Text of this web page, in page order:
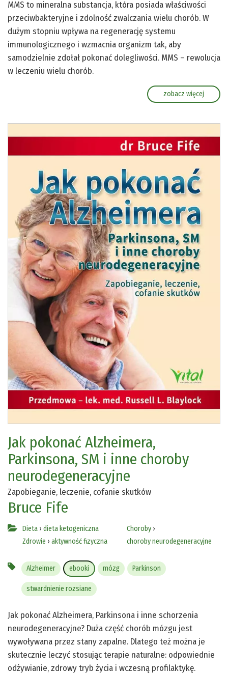
MMS to mineralna substancja, która posiada właściwości
przeciwbakteryjne i zdolność zwalczania wielu chorób. W
dużym stopniu wpływa na regenerację systemu
immunologicznego i wzmacnia organizm tak, aby
samodzielnie zdołał pokonać dolegliwości. MMS – rewolucja
w leczeniu wielu chorób.
zobacz więcej
Jak pokonać Alzheimera,
Parkinsona, SM i inne choroby
neurodegeneracyjne
Zapobieganie, leczenie, cofanie skutków
Bruce Fife
Dieta › dieta ketogeniczna
Zdrowie › aktywność fizyczna
Choroby›
choroby neurodegeneracyjne
Alzheimer ebooki mózg Parkinson
stwardnienie rozsiane
Jak pokonać Alzheimera, Parkinsona i inne schorzenia
neurodegeneracyjne? Duża część chorób mózgu jest
wywoływana przez stany zapalne. Dlatego też można je
skutecznie leczyć stosując terapie naturalne: odpowiednie
odżywianie, zdrowy tryb życia i wczesną profilaktykę.